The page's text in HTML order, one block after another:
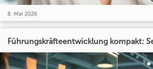
8. Mai 2026
Führungskräfteentwicklung kompakt: